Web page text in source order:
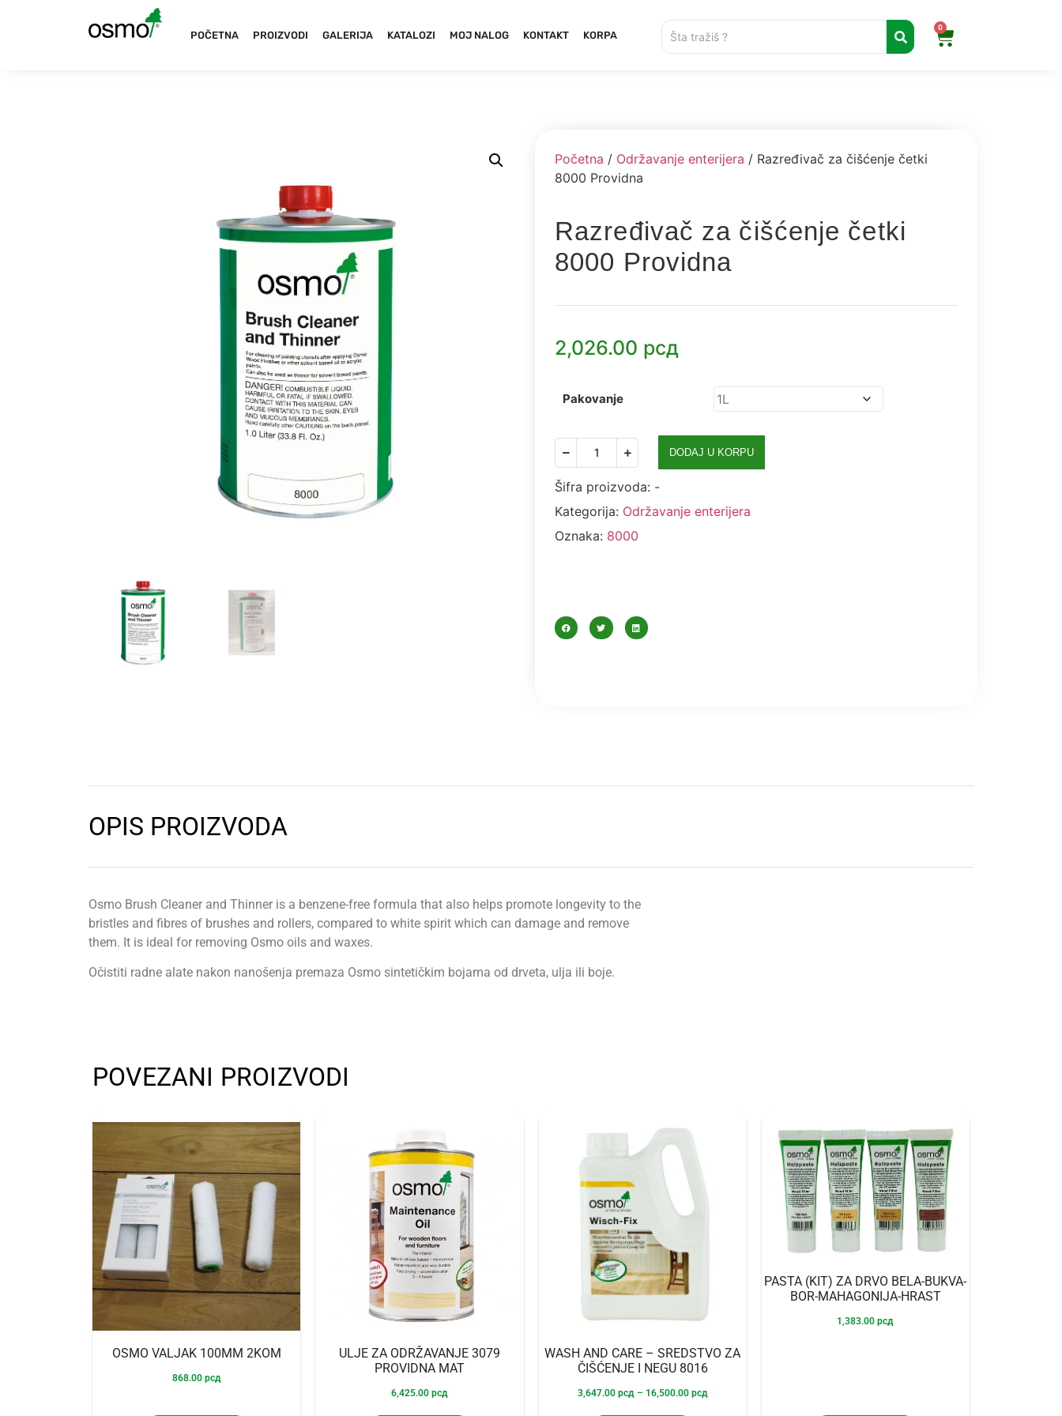
POČETNA PROIZVODI GALERIJA KATALOZI MOJ NALOG KONTAKT KORPA
0
Početna / Održavanje enterijera / Razređivač za čišćenje četki
8000 Providna
Razređivač za čišćenje četki
8000 Providna
2,026.00 рсд
Pakovanje
DODAJ U KORPU
Šifra proizvoda: -
Kategorija: Održavanje enterijera
Oznaka: 8000
OPIS PROIZVODA
Osmo Brush Cleaner and Thinner is a benzene-free formula that also helps promote longevity to the
bristles and fibres of brushes and rollers, compared to white spirit which can damage and remove
them. It is ideal for removing Osmo oils and waxes.
Očistiti radne alate nakon nanošenja premaza Osmo sintetičkim bojama od drveta, ulja ili boje.
POVEZANI PROIZVODI
OSMO VALJAK 100MM 2KOM
868.00 рсд
ULJE ZA ODRŽAVANJE 3079
PROVIDNA MAT
6,425.00 рсд
WASH AND CARE – SREDSTVO ZA
ČIŠĆENJE I NEGU 8016
3,647.00 рсд – 16,500.00 рсд
PASTA (KIT) ZA DRVO BELA-BUKVA-
BOR-MAHAGONIJA-HRAST
1,383.00рсд